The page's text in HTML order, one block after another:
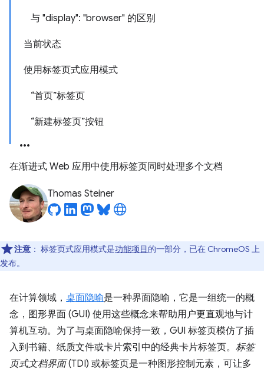
与 "display": "browser" 的区别
当前状态
使用标签页式应用模式
“首页”标签页
“新建标签页”按钮
在渐进式 Web 应用中使用标签页同时处理多个文档
Thomas Steiner
注意 ： 标签页式应用模式是功能项目的一部分，已在 ChromeOS 上
发布。
在计算领域， 桌面隐喻是一种界面隐喻，它是一组统一的概
念，图形界面 (GUI) 使用这些概念来帮助用户更直观地与计
算机互动。为了与桌面隐喻保持一致，GUI 标签页模仿了插
入到书籍、纸质文件或卡片索引中的经典卡片标签页。 标签
页式文档界面(TDI) 或标签页是一种图形控制元素，可让多